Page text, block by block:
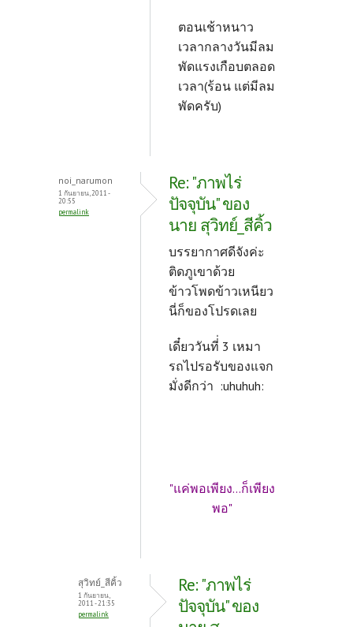
ตอนเช้าหนาว
เวลากลางวันมีลม
พัดแรงเกือบตลอด
เวลา(ร้อน แต่มีลม
พัดครับ)
noi_narumon
1 กันยายน, 2011 -
20:55
permalink
Re: "ภาพไร่
ปัจจุบัน" ของ
นาย สุวิทย์_สีคิ้ว
บรรยากาศดีจังค่ะ
ติดภูเขาด้วย
ข้าวโพดข้าวเหนียว
นี่ก็ของโปรดเลย
เดี๋ยววันที่่ 3 เหมา
รถไปรอรับของแจก
มั่งดีกว่า :uhuhuh:
"แค่พอเพียง...ก็เพียง
พอ"
สุวิทย์_สีคิ้ว
1 กันยายน,
2011 - 21:35
permalink
Re: "ภาพไร่
ปัจจุบัน" ของ